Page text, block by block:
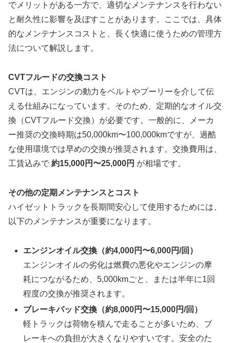
でメリットがある一方で、適切なメンテナンスを行わない
と耐久性に影響を及ぼすことがあります。ここでは、具体
的なメンテナンスコストと、長く快適に使うための管理方
法について解説します。
CVTフルードの交換コスト
CVTは、エンジンの動力をベルトやプーリーを介して伝
える仕組みになっています。そのため、定期的なオイル交
換（CVTフルード交換）が必要です。一般的に、メーカ
ー推奨の交換時期は50,000km〜100,000kmですが、過酷
な使用環境では早めの交換が推奨されます。交換費用は、
工賃込みで 約15,000円〜25,000円 が相場です。
その他の定期メンテナンスとコスト
ハイゼットトラックを長期間安心して使用するためには、
以下のメンテナンスが重要になります。
エンジンオイル交換（約4,000円〜6,000円/回）
エンジンオイルの劣化は燃費の悪化やエンジンの摩
耗につながるため、5,000kmごと、または半年に1回
程度の交換が推奨されます。
ブレーキパッド交換（約8,000円〜15,000円/回）
軽トラックは荷物を積んで走ることが多いため、ブ
レーキへの負担が大きくなりやすいです。安全のた